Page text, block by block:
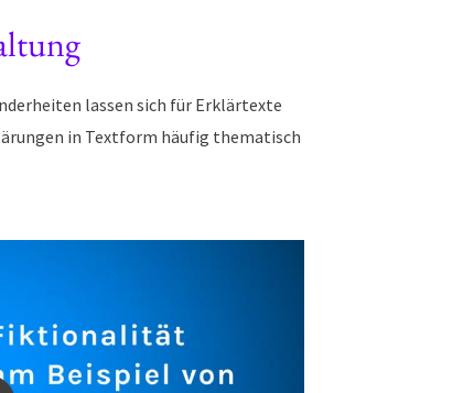
lassen sich für Erklärtexte
in Textform häufig thematisch